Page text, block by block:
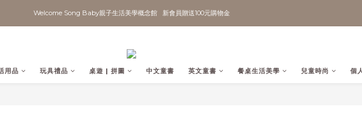
Welcome Song Baby親子生活美學概念館   新會員贈送100元購物金
用品 玩具禮品 桌遊 | 拼圖 中文童書 英文童書 餐桌生活美學 兒童時尚 個